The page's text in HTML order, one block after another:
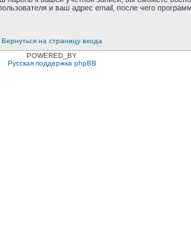
и ваш адрес email, после чего
Вернуться на страницу входа
POWERED_BY
Русская поддержка phpBB